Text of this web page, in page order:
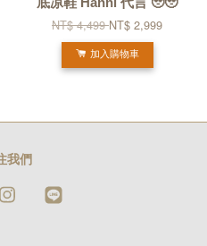
NT$ 4,499NT$ 2,999
加入購物車
我們
Instagram